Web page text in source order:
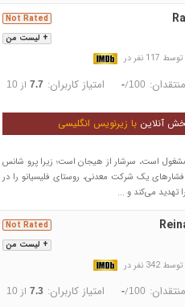
+ لیست من
Not Rated
توسط 117 نفر در
-/100 امتیاز کاربران: 7.7از 10
آنلاین با زیرنویس انگلیسی
آلپاکا مشغول است، سرشار از هیجان است؛ زیرا پرو شانس
یک شرکت معدنی، روستای فلیسیانو را در
تهدید می‌کند و ...
+ لیست من
Not Rated
توسط 342 نفر در
-/100 امتیاز کاربران: 7.3از 10